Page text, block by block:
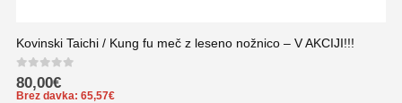
Kovinski Taichi / Kung fu meč z leseno nožnico – V AKCIJI!!!
0out of 5
80,00€
Brez davka: 65,57€